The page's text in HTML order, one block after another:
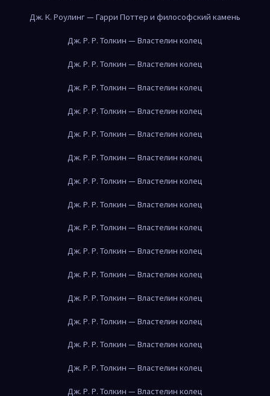
Дж. К. Роулинг — Гарри Поттер и философский камень
Дж. Р. Р. Толкин — Властелин колец
Дж. Р. Р. Толкин — Властелин колец
Дж. Р. Р. Толкин — Властелин колец
Дж. Р. Р. Толкин — Властелин колец
Дж. Р. Р. Толкин — Властелин колец
Дж. Р. Р. Толкин — Властелин колец
Дж. Р. Р. Толкин — Властелин колец
Дж. Р. Р. Толкин — Властелин колец
Дж. Р. Р. Толкин — Властелин колец
Дж. Р. Р. Толкин — Властелин колец
Дж. Р. Р. Толкин — Властелин колец
Дж. Р. Р. Толкин — Властелин колец
Дж. Р. Р. Толкин — Властелин колец
Дж. Р. Р. Толкин — Властелин колец
Дж. Р. Р. Толкин — Властелин колец
Дж. Р. Р. Толкин — Властелин колец